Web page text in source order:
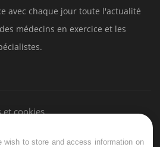
avec chaque jour toute l'actualité
médecins en exercice et les
et cookies
wish to store and access information on